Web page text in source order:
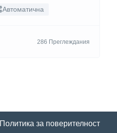
Автоматична
286 Преглеждания
Политика за поверителност